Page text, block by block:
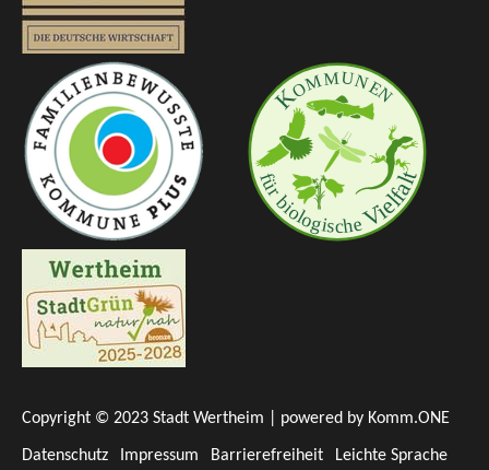
Copyright © 2023 Stadt Wertheim | powered by Komm.ONE
Datenschutz Impressum Barrierefreiheit Leichte Sprache